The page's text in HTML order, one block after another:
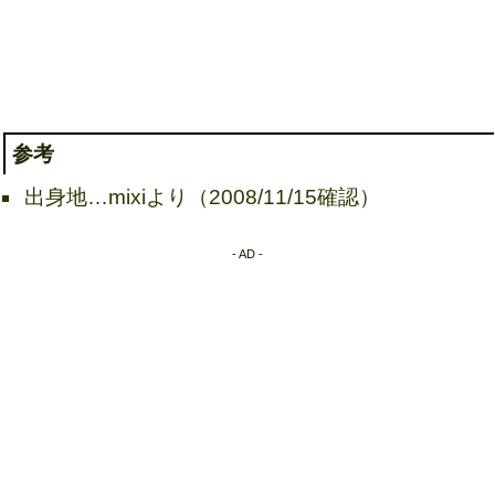
参考
出身地…mixiより（2008/11/15確認）
- AD -